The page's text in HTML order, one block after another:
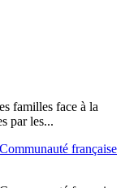
familles face à la
par les...
française